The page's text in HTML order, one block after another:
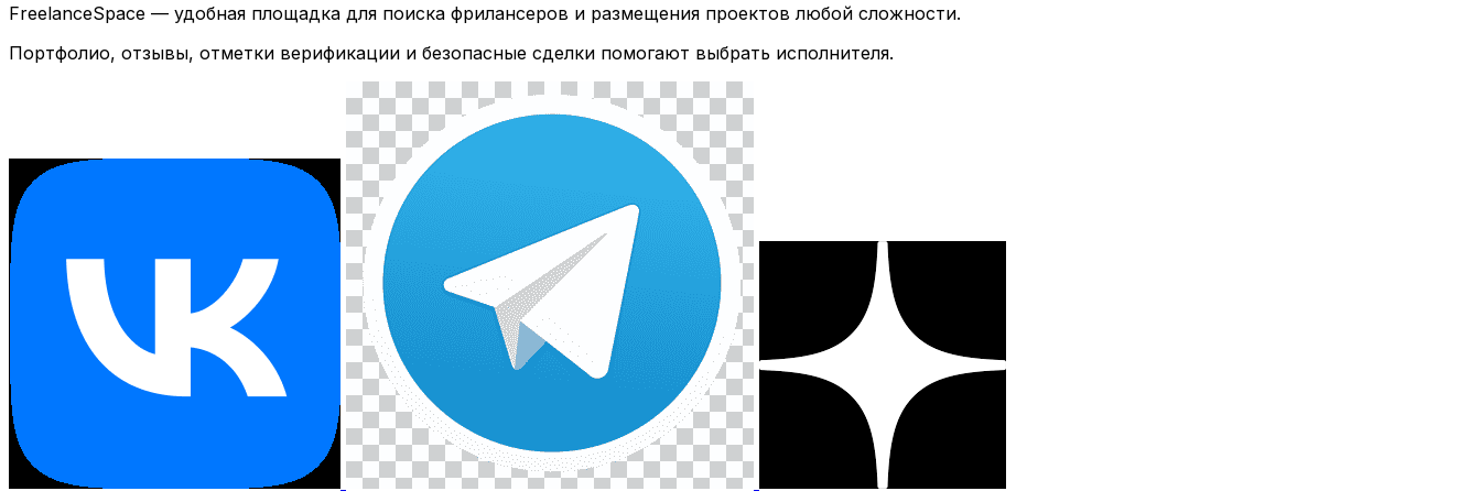
FreelanceSpace — удобная площадка для поиска фрилансеров и размещения проектов любой сложности.
Портфолио, отзывы, отметки верификации и безопасные сделки помогают выбрать исполнителя.